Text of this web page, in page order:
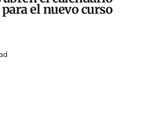
el nuevo curso